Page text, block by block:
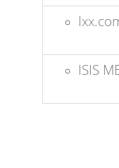
ISIS